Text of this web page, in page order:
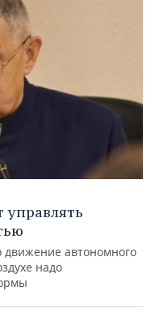
управлять
движение автономного
надо